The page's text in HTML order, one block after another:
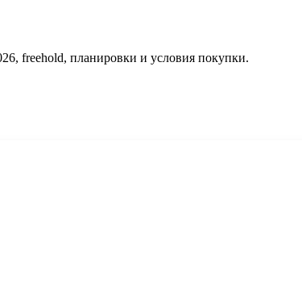
freehold, планировки и условия покупки.